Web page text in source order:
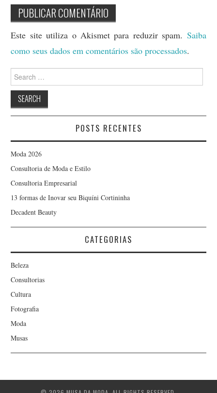
Este site utiliza o Akismet para reduzir spam. Saiba
como seus dados em comentários são processados.
Search
for:
POSTS RECENTES
Moda 2026
Consultoria de Moda e Estilo
Consultoria Empresarial
13 formas de Inovar seu Biquíni Cortininha
Decadent Beauty
CATEGORIAS
Beleza
Consultorias
Cultura
Fotografia
Moda
Musas